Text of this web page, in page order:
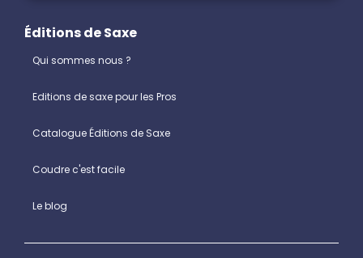
Éditions de Saxe
Qui sommes nous ?
Editions de saxe pour les Pros
Catalogue Éditions de Saxe
Coudre c'est facile
Le blog